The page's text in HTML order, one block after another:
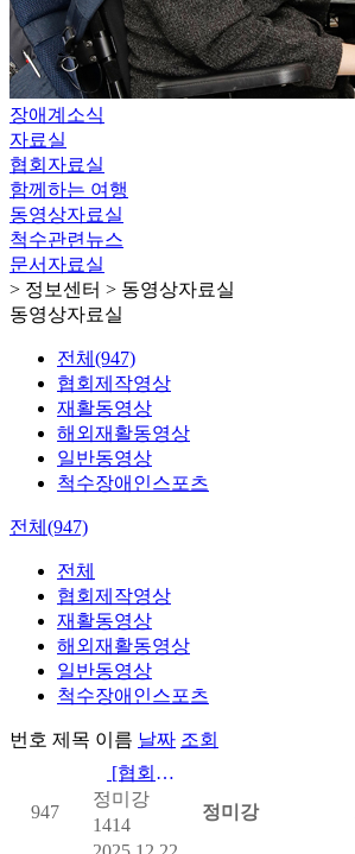
장애계소식
자료실
협회자료실
함께하는 여행
동영상자료실
척수관련뉴스
문서자료실
> 정보센터 > 동영상자료실
동영상자료실
전체(947)
협회제작영상
재활동영상
해외재활동영상
일반동영상
척수장애인스포츠
전체(947)
전체
협회제작영상
재활동영상
해외재활동영상
일반동영상
척수장애인스포츠
번호 제목 이름 날짜 조회
947
[협회제작영상] [휠체어스킬 영상 매뉴얼 보급] 응급상황 대비+휠체어 …
정미강
1414
정미강